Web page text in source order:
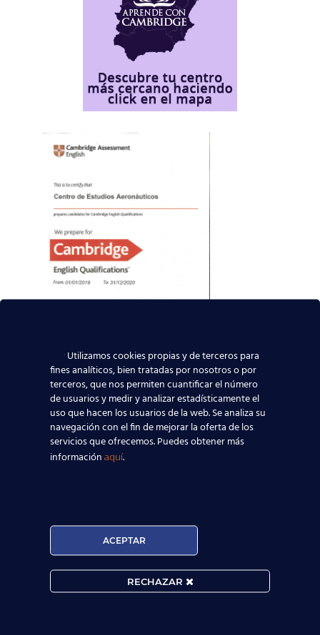
Horarios Flexibles.
Utilizamos cookies propias y de terceros para
fines analíticos, bien tratadas por nosotros o por
terceros, que nos permiten cuantificar el número
de usuarios y medir y analizar estadísticamente el
uso que hacen los usuarios de la web. Se analiza su
navegación con el fin de mejorar la oferta de los
servicios que ofrecemos. Puedes obtener más
información aquí.
ACEPTAR
RECHAZAR